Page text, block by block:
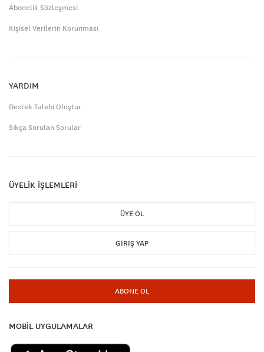
Abonelik Sözleşmesi
Kişisel Verilerin Korunması
YARDIM
Destek Talebi Oluştur
Sıkça Sorulan Sorular
ÜYELİK İŞLEMLERİ
ÜYE OL
GIRIŞ YAP
ABONE OL
MOBİL UYGULAMALAR